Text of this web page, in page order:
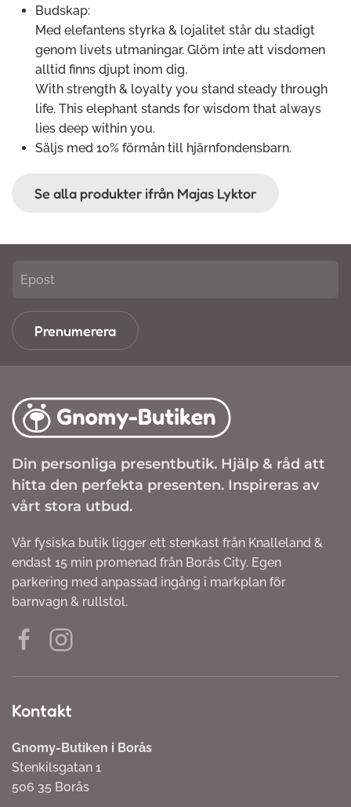
Budskap:
Med elefantens styrka & lojalitet står du stadigt
genom livets utmaningar. Glöm inte att visdomen
alltid finns djupt inom dig.
With strength & loyalty you stand steady through
life. This elephant stands for wisdom that always
lies deep within you.
Säljs med 10% förmån till hjärnfondensbarn.
Se alla produkter ifrån Majas Lyktor
Prenumerera
Din personliga presentbutik. Hjälp & råd att
hitta den perfekta presenten. Inspireras av
vårt stora utbud.
Vår fysiska butik ligger ett stenkast från Knalleland &
endast 15 min promenad från Borås City. Egen
parkering med anpassad ingång i markplan för
barnvagn & rullstol.
Kontakt
Gnomy-Butiken i Borås
Stenkilsgatan 1
506 35 Borås